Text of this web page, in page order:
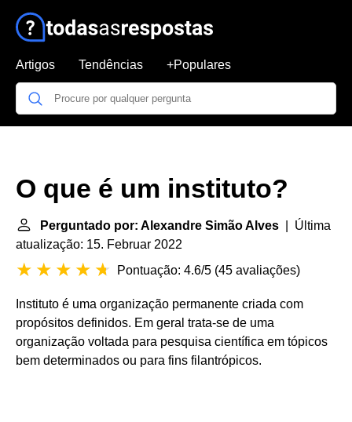
Artigos Tendências +Populares
O que é um instituto?
Perguntado por: Alexandre Simão Alves | Última
atualização: 15. Februar 2022
Pontuação: 4.6/5 (45 avaliações)
Instituto é uma organização permanente criada com
propósitos definidos. Em geral trata-se de uma
organização voltada para pesquisa científica em tópicos
bem determinados ou para fins filantrópicos.